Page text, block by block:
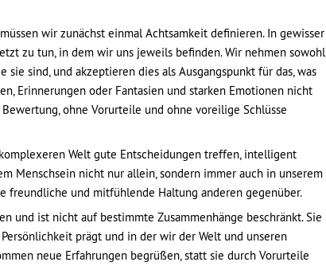
wir zunächst einmal Achtsamkeit definieren. In gewisser
zu tun, in dem wir uns jeweils befinden. Wir nehmen sowohl
sind, und akzeptieren dies als Ausgangspunkt für das, was
Erinnerungen oder Fantasien und starken Emotionen nicht
ohne Vorurteile und ohne voreilige Schlüsse
Welt gute Entscheidungen treffen, intelligent
Menschsein nicht nur allein, sondern immer auch in unserem
freundliche und mitfühlende Haltung anderen gegenüber.
und ist nicht auf bestimmte Zusammenhänge beschränkt. Sie
prägt und in der wir der Welt und unseren
neue Erfahrungen begrüßen, statt sie durch Vorurteile